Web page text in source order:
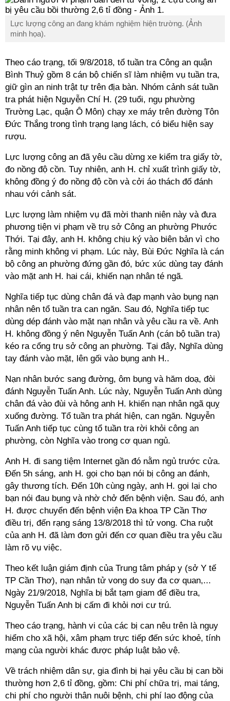
Lực lượng công an đang khám nghiệm hiện trường. (Ảnh
minh họa).
Theo cáo trạng, tối 9/8/2018, tổ tuần tra Công an quận
Bình Thuỷ gồm 8 cán bộ chiến sĩ làm nhiệm vụ tuần tra,
giữ gìn an ninh trật tự trên địa bàn. Nhóm cảnh sát tuần
tra phát hiện Nguyễn Chí H. (29 tuổi, ngụ phường
Trường Lạc, quận Ô Môn) chạy xe máy trên đường Tôn
Đức Thắng trong tình trạng lạng lách, có biểu hiện say
rượu.
Lực lượng công an đã yêu cầu dừng xe kiểm tra giấy tờ,
đo nồng độ cồn. Tuy nhiên, anh H. chỉ xuất trình giấy tờ,
không đồng ý đo nồng độ cồn và cởi áo thách đố đánh
nhau với cảnh sát.
Lực lượng làm nhiệm vụ đã mời thanh niên này và đưa
phương tiện vi phạm về trụ sở Công an phường Phước
Thới. Tại đây, anh H. không chịu ký vào biên bản vì cho
rằng minh không vi phạm. Lúc này, Bùi Đức Nghĩa là cán
bộ công an phường đứng gần đó, bức xúc dùng tay đánh
vào mặt anh H. hai cái, khiến nạn nhân té ngã.
Nghĩa tiếp tục dùng chân đá và đạp mạnh vào bụng nạn
nhân nên tổ tuần tra can ngăn. Sau đó, Nghĩa tiếp tục
dùng dép đánh vào mặt nạn nhân và yêu cầu ra về. Anh
H. không đồng ý nên Nguyễn Tuấn Anh (cán bộ tuần tra)
kéo ra cổng trụ sở công an phường. Tại đây, Nghĩa dùng
tay đánh vào mặt, lên gối vào bụng anh H..
Nạn nhân bước sang đường, ôm bụng và hăm doạ, đòi
đánh Nguyễn Tuấn Anh. Lúc này, Nguyễn Tuấn Anh dùng
chân đá vào đùi và hông anh H. khiến nạn nhân ngã quỵ
xuống đường. Tổ tuần tra phát hiện, can ngăn. Nguyễn
Tuấn Anh tiếp tục cùng tổ tuần tra rời khỏi công an
phường, còn Nghĩa vào trong cơ quan ngủ.
Anh H. đi sang tiệm Internet gần đó nằm ngủ trước cửa.
Đến 5h sáng, anh H. gọi cho bạn nói bị công an đánh,
gây thương tích. Đến 10h cùng ngày, anh H. gọi lại cho
bạn nói đau bụng và nhờ chở đến bệnh viện. Sau đó, anh
H. được chuyển đến bệnh viện Đa khoa TP Cần Thơ
điều trị, đến rạng sáng 13/8/2018 thì tử vong. Cha ruột
của anh H. đã làm đơn gửi đến cơ quan điều tra yêu cầu
làm rõ vụ việc.
Theo kết luận giám định của Trung tâm pháp y (sở Y tế
TP Cần Thơ), nạn nhân tử vong do suy đa cơ quan,...
Ngày 21/9/2018, Nghĩa bị bắt tạm giam để điều tra,
Nguyễn Tuấn Anh bị cấm đi khỏi nơi cư trú.
Theo cáo trạng, hành vi của các bị can nêu trên là nguy
hiểm cho xã hội, xâm phạm trực tiếp đến sức khoẻ, tính
mạng của người khác được pháp luật bảo vệ.
Về trách nhiệm dân sự, gia đình bị hại yêu cầu bị can bồi
thường hơn 2,6 tỉ đồng, gồm: Chi phí chữa trị, mai táng,
chi phí cho người thân nuôi bệnh, chi phí lao động của